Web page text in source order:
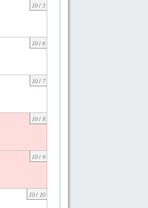
10/ 5
10/6
10/ 7
10/8
10/ 9
10/ 10